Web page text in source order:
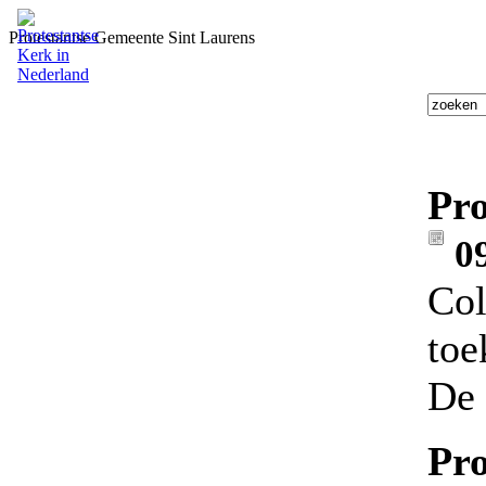
Protestantse Gemeente Sint Laurens
De